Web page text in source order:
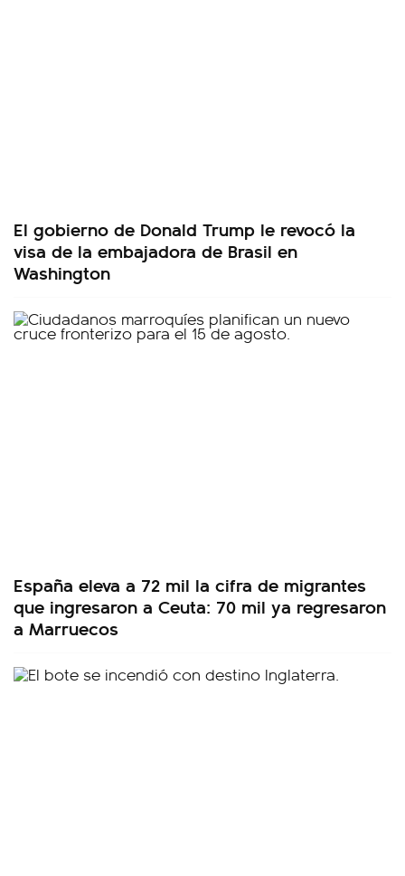
El gobierno de Donald Trump le revocó la
visa de la embajadora de Brasil en
Washington
España eleva a 72 mil la cifra de migrantes
que ingresaron a Ceuta: 70 mil ya regresaron
a Marruecos